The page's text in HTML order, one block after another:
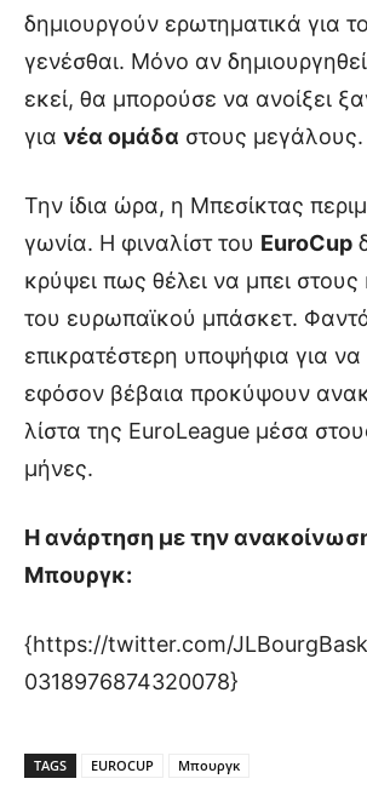
δημιουργούν ερωτηματικά για το
γενέσθαι. Μόνο αν
εκεί, θα μπορούσε να ανοίξει
για νέα ομάδα στους μεγάλους.
Την ίδια ώρα, η Μπεσίκτας
γωνία. Η φιναλίστ του EuroCup
κρύψει πως θέλει να μπει
του ευρωπαϊκού μπάσκετ.
επικρατέστερη υποψήφια για
εφόσον βέβαια προκύψουν
λίστα της EuroLeague μέσα
μήνες.
Η ανάρτηση με την
Μπουργκ:
{https://twitter.com/
0318976874320078}
TAGS EUROCUP Μπουργκ